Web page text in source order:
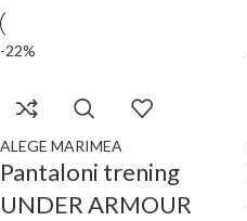
-22%
ALEGE MARIMEA
Pantaloni trening
UNDER ARMOUR